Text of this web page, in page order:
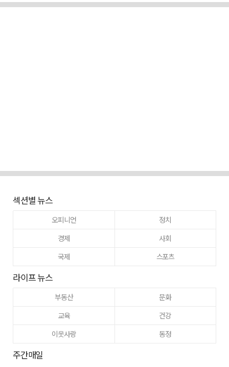
섹션별 뉴스
오피니언
정치
경제
사회
국제
스포츠
라이프 뉴스
부동산
문화
교육
건강
이웃사랑
동정
주간매일